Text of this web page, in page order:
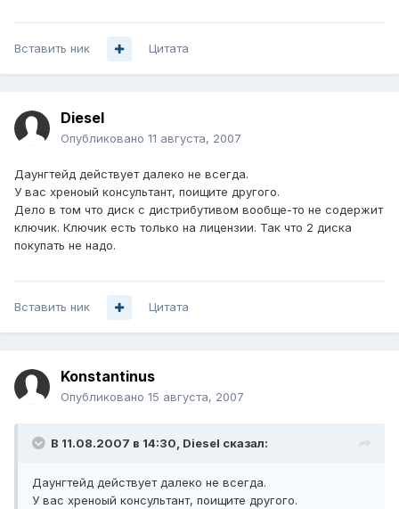
Вставить ник Цитата
Diesel
Опубликовано 11 августа, 2007
Даунгтейд действует далеко не всегда.
У вас хреноый консультант, поищите другого.
Дело в том что диск с дистрибутивом вообще-то не содержит
ключик. Ключик есть только на лицензии. Так что 2 диска
покупать не надо.
Вставить ник Цитата
Konstantinus
Опубликовано 15 августа, 2007
В 11.08.2007 в 14:30, Diesel сказал:
Даунгтейд действует далеко не всегда.
У вас хреноый консультант, поищите другого.